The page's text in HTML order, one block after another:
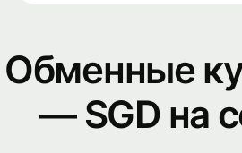
Обменные
— SGD на